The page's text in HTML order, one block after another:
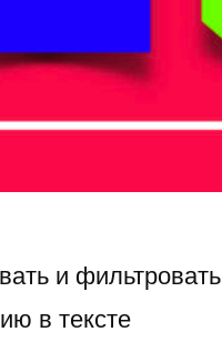
и фильтровать
в тексте